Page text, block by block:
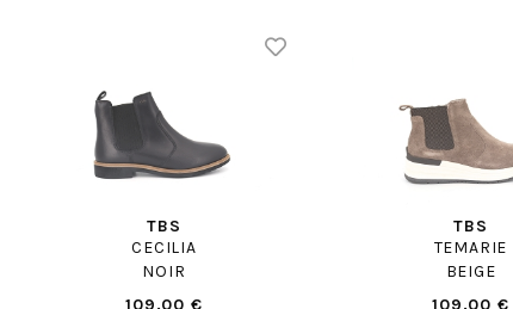
TBS
CECILIA
NOIR
TBS
TEMARIE
BEIGE